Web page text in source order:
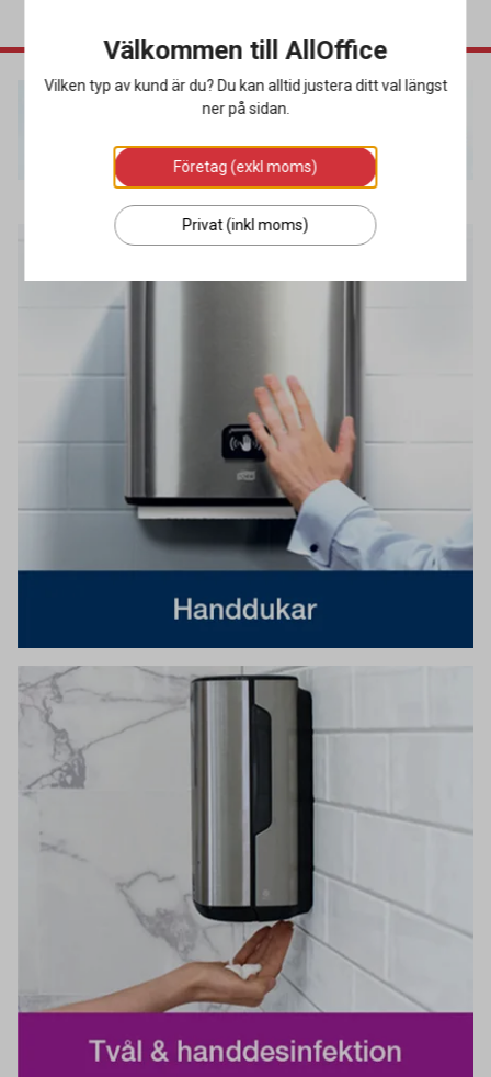
Välkommen till AllOffice
Vilken typ av kund är du? Du kan alltid justera ditt val längst
ner på sidan.
Företag (exkl moms)
Privat (inkl moms)